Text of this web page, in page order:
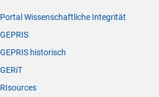
Portal Wissenschaftliche Integrität
GEPRIS
GEPRIS historisch
GERiT
RIsources